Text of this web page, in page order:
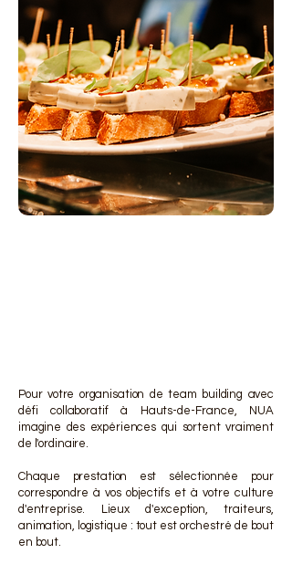
Pour votre organisation de team building avec
défi collaboratif à Hauts-de-France, NUA
imagine des expériences qui sortent vraiment
de l'ordinaire.
Chaque prestation est sélectionnée pour
correspondre à vos objectifs et à votre culture
d'entreprise. Lieux d'exception, traiteurs,
animation, logistique : tout est orchestré de bout
en bout.